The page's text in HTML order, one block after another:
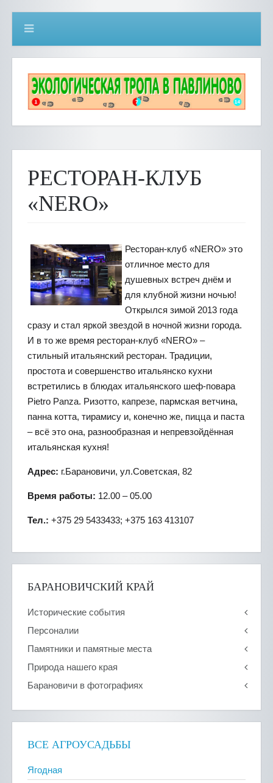
РЕСТОРАН-КЛУБ
«NERO»
Ресторан-клуб «NERO» это
отличное место для
душевных встреч днём и
для клубной жизни ночью!
Открылся зимой 2013 года
сразу и стал яркой звездой в ночной жизни города.
И в то же время ресторан-клуб «NERO» –
стильный итальянский ресторан. Традиции,
простота и совершенство итальянско кухни
встретились в блюдах итальянского шеф-повара
Pietro Panza. Ризотто, капрезе, пармская ветчина,
панна котта, тирамису и, конечно же, пицца и паста
– всё это она, разнообразная и непревзойдённая
итальянская кухня!
Адрес: г.Барановичи, ул.Советская, 82
Время работы: 12.00 – 05.00
Тел.: +375 29 5433433; +375 163 413107
БАРАНОВИЧСКИЙ КРАЙ
Исторические события
Персоналии
Памятники и памятные места
Природа нашего края
Барановичи в фотографиях
ВСЕ АГРОУСАДЬБЫ
Ягодная